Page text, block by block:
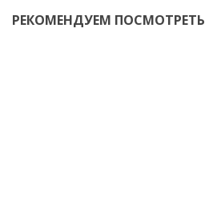
РЕКОМЕНДУЕМ ПОСМОТРЕТЬ